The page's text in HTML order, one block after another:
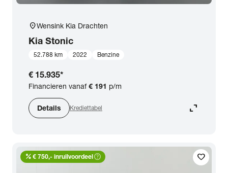
location_onWensink Kia Drachten
Kia Stonic
52.788 km 2022 Benzine
€ 15.935*
Financieren vanaf€ 191 p/m
Details Krediettabel expand_content
favorite
percent € 750,- inruilvoordeelhelp_outline